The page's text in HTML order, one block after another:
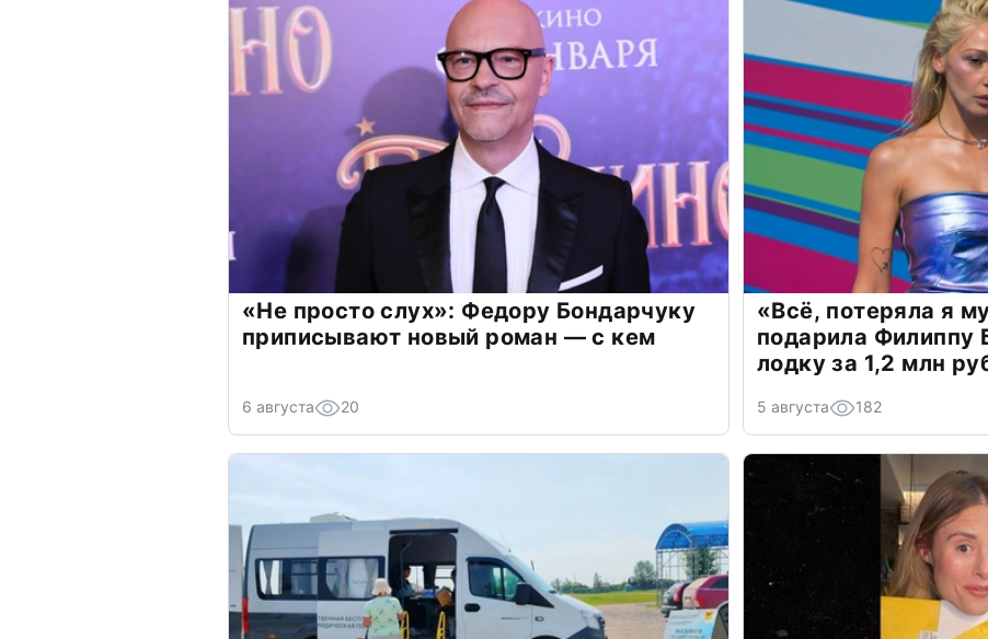
«Не просто слух»: Федору Бондарчуку
приписывают новый роман — с кем
6 августа 20
«Всё, потеряла я
подарила Филиппу
лодку за 1,2 млн
5 августа 182